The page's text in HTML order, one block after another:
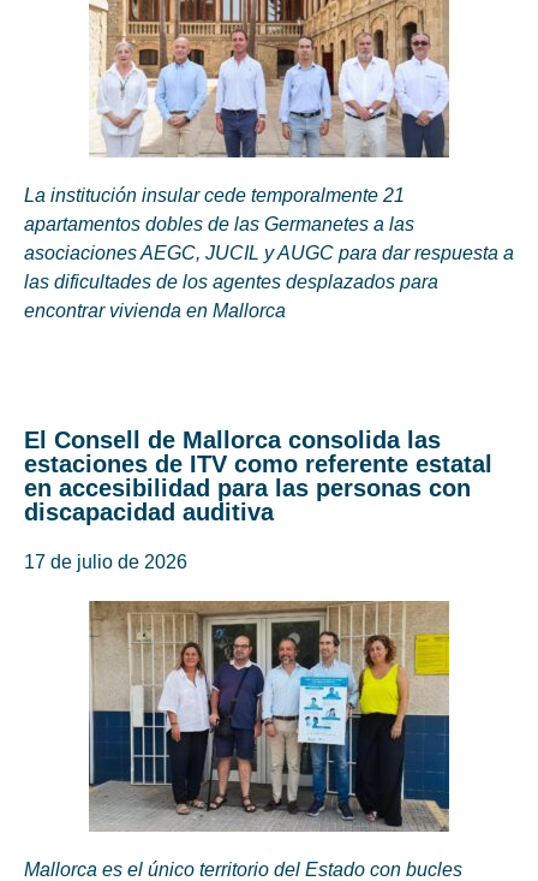
La institución insular cede temporalmente 21
apartamentos dobles de las Germanetes a las
asociaciones AEGC, JUCIL y AUGC para dar respuesta a
las dificultades de los agentes desplazados para
encontrar vivienda en Mallorca
El Consell de Mallorca consolida las
estaciones de ITV como referente estatal
en accesibilidad para las personas con
discapacidad auditiva
17 de julio de 2026
Mallorca es el único territorio del Estado con bucles